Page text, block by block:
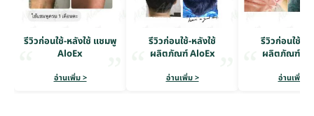
รีวิวก่อนใช้-หลังใช้ แชมพู
AloEx
อ่านเพิ่ม >
รีวิวก่อนใช้-หลังใช้
ผลิตภัณฑ์ AloEx
อ่านเพิ่ม >
รีวิวก่อนใช้-ห
ผลิตภัณฑ์
อ่านเพิ่ม >